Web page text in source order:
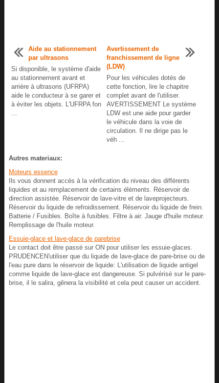
Aide au stationnement
par ultrasons
Si disponible, le système d'aide
au stationnement avant et
arrière à ultrasons (UFRPA)
aide le conducteur à se garer et
à éviter les objets. L'UFRPA fon
...
Avertissement de
franchissement de ligne
(LDW)
Pour les véhicules dotés de
cette fonction, lire le chapitre
complet avant de l'utiliser.
AVERTISSEMENT Le système
LDW est une aide pour garder
le véhicule dans la voie de
circulation. Il ne dirige pas le
véh ...
Autres materiaux:
Moteurs essence
Ils vous donnent accès à la vérification du niveau des différents
liquides et au remplacement de certains éléments. Réservoir de
direction assistée. Réservoir de lave-vitre et de laveprojecteurs.
Réservoir du liquide de refroidissement. Réservoir du liquide de frein.
Batterie / Fusibles. Boîte à fusibles. Filtre à air. Jauge d'huile moteur.
Remplissage de l'huile moteur.
Essuie-glace et lave-glace de parebrise
Le contact doit être passé sur ON pour utiliser les essuie-glaces.
PRUDENCEN'utiliser que du liquide de lave-glace de pare-brise ou de
l'eau pure dans le réservoir de liquide: L'utilisation de liquide antigel
comme liquide de lave-glace est dangereuse. Si pulvérisé sur le pare-
brise, il le salira, gênera la visibilité et cela peut causer un accident.